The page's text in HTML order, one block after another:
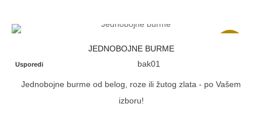
JEDNOBOJNE BURME
Usporedi bak01
Jednobojne burme od belog, roze ili žutog zlata - po Vašem
izboru!